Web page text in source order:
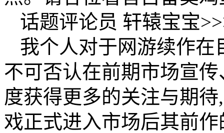
话题评论员 轩辕宝宝
我个人对于网游续作在
不可否认在前期市场宣
度获得更多的关注与期
戏正式进入市场后其前